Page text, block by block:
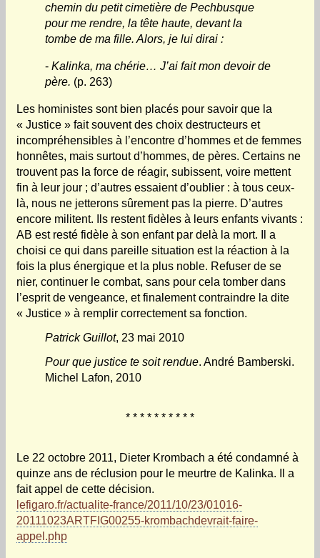
chemin du petit cimetière de Pechbusque
pour me rendre, la tête haute, devant la
tombe de ma fille. Alors, je lui dirai :
- Kalinka, ma chérie… J’ai fait mon devoir de
père. (p. 263)
Les hoministes sont bien placés pour savoir que la
« Justice » fait souvent des choix destructeurs et
incompréhensibles à l’encontre d’hommes et de femmes
honnêtes, mais surtout d’hommes, de pères. Certains ne
trouvent pas la force de réagir, subissent, voire mettent
fin à leur jour ; d’autres essaient d’oublier : à tous ceux-
là, nous ne jetterons sûrement pas la pierre. D’autres
encore militent. Ils restent fidèles à leurs enfants vivants :
AB est resté fidèle à son enfant par delà la mort. Il a
choisi ce qui dans pareille situation est la réaction à la
fois la plus énergique et la plus noble. Refuser de se
nier, continuer le combat, sans pour cela tomber dans
l’esprit de vengeance, et finalement contraindre la dite
« Justice » à remplir correctement sa fonction.
Patrick Guillot, 23 mai 2010
Pour que justice te soit rendue. André Bamberski.
Michel Lafon, 2010
* * * * * * * * * *
Le 22 octobre 2011, Dieter Krombach a été condamné à
quinze ans de réclusion pour le meurtre de Kalinka. Il a
fait appel de cette décision.
lefigaro.fr/actualite-france/2011/10/23/01016-
20111023ARTFIG00255-krombachdevrait-faire-
appel.php